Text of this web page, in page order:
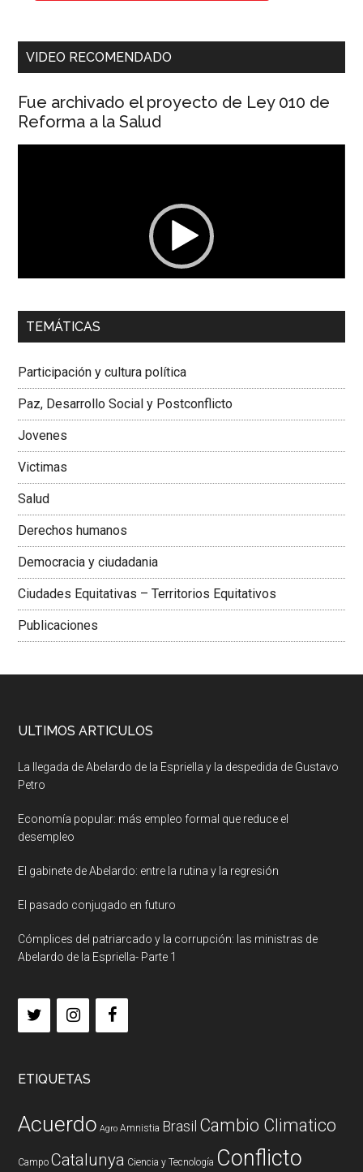
VIDEO RECOMENDADO
Fue archivado el proyecto de Ley 010 de
Reforma a la Salud
00:00 01:04
Dra. Carolina Corcho Mejía,Presidenta Corporación
Colombiana
TEMÁTICAS
Participación y cultura política
Paz, Desarrollo Social y Postconflicto
Jovenes
Victimas
Salud
Derechos humanos
Democracia y ciudadania
Ciudades Equitativas – Territorios Equitativos
Publicaciones
ULTIMOS ARTICULOS
La llegada de Abelardo de la Espriella y la despedida de Gustavo
Petro
Economía popular: más empleo formal que reduce el
desempleo
El gabinete de Abelardo: entre la rutina y la regresión
El pasado conjugado en futuro
Cómplices del patriarcado y la corrupción: las ministras de
Abelardo de la Espriella- Parte 1
ETIQUETAS
Acuerdo Agro Amnistia Brasil Cambio Climatico
Campo Catalunya Ciencia y Tecnología Conflicto